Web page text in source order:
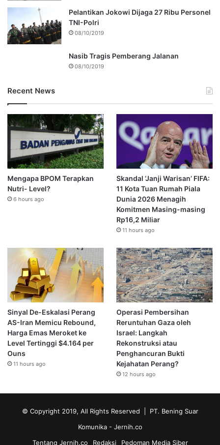
Pelantikan Jokowi Dijaga 27 Ribu Personel
TNI-Polri
08/10/2019
Nasib Tragis Pemberang Jalanan
08/10/2019
Recent News
Mengapa BPOM Terapkan
Nutri- Level?
6 hours ago
Skandal ‘Janji Warisan’ FIFA:
11 Kota Tuan Rumah Piala
Dunia 2026 Menagih
Komitmen Masing-masing
Rp16,2 Miliar
11 hours ago
Sinyal De-Eskalasi Perang
AS-Iran Memicu Rebound,
Harga Emas Meroket ke
Level Tertinggi $4.164 per
Ouns
11 hours ago
Operasi Pembersihan
Reruntuhan Gaza oleh
Israel: Langkah
Rekonstruksi atau
Penghancuran Bukti
Kejahatan Perang?
12 hours ago
© Copyright 2019, All Rights Reserved | PT. Bening Suar
Komunika - Jernih.co
Tentang Jernih.co
Redaksi Pedoman Media Siber